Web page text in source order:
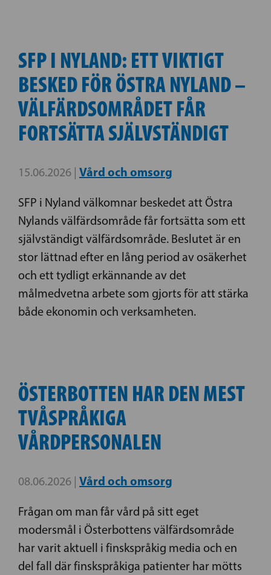
SFP I NYLAND: ETT VIKTIGT
BESKED FÖR ÖSTRA NYLAND –
VÄLFÄRDSOMRÅDET FÅR
FORTSÄTTA SJÄLVSTÄNDIGT
15.06.2026 | Vård och omsorg
SFP i Nyland välkomnar beskedet att Östra
Nylands välfärdsområde får fortsätta som ett
självständigt välfärdsområde. Beslutet är en
stor lättnad efter en lång period av osäkerhet
och ett tydligt erkännande av det
målmedvetna arbete som gjorts för att stärka
både ekonomin och verksamheten.
ÖSTERBOTTEN HAR DEN MEST
TVÅSPRÅKIGA
VÅRDPERSONALEN
08.06.2026 | Vård och omsorg
Frågan om man får vård på sitt eget
modersmål i Österbottens välfärdsområde
har varit aktuell i finskspråkig media och en
del fall där finskspråkiga patienter har mötts